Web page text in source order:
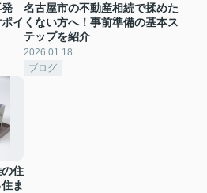
イ
名古屋市の不動産相続で揉めた
くない方へ！事前準備の基本ス
テップを紹介
2026.01.18
ブログ
住
ま